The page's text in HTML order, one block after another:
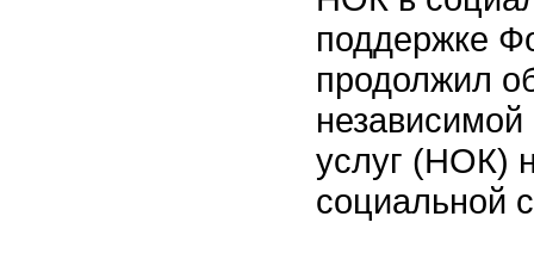
поддержке
продолжил
независимой
услуг (НОК)
социальной